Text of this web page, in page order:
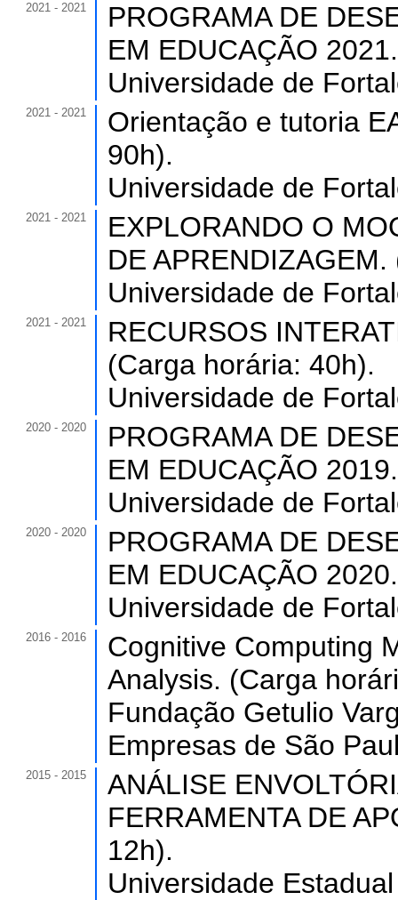
2021 - 2021
PROGRAMA DE
EM EDUCAÇÃO
Universidade de
2021 - 2021
Orientação e tutoria
90h).
Universidade de
2021 - 2021
EXPLORANDO O
DE
Universidade de
2021 - 2021
RECURSOS
(Carga horária: 40h).
Universidade de
2020 - 2020
PROGRAMA DE
EM EDUCAÇÃO
Universidade de
2020 - 2020
PROGRAMA DE
EM EDUCAÇÃO
Universidade de
2016 - 2016
Cognitive Computing
Analysis. (Carga
Fundação Getulio
Empresas de São
2015 - 2015
ANÁLISE
FERRAMENTA DE
12h).
Universidade